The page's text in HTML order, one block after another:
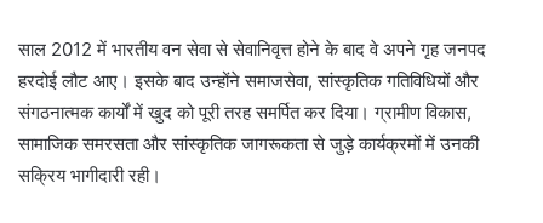
साल 2012 में भारतीय वन सेवा से सेवानिवृत्त होने के बाद वे अपने गृह जनपद
हरदोई लौट आए। इसके बाद उन्होंने समाजसेवा, सांस्कृतिक गतिविधियों और
संगठनात्मक कार्यों में खुद को पूरी तरह समर्पित कर दिया। ग्रामीण विकास,
सामाजिक समरसता और सांस्कृतिक जागरूकता से जुड़े कार्यक्रमों में उनकी
सक्रिय भागीदारी रही।